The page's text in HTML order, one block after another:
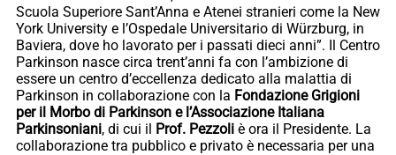
Scuola Superiore Sant’Anna e Atenei stranieri come la New
York University e l’Ospedale Universitario di Würzburg, in
Baviera, dove ho lavorato per i passati dieci anni”. Il Centro
Parkinson nasce circa trent’anni fa con l’ambizione di
essere un centro d’eccellenza dedicato alla malattia di
Parkinson in collaborazione con la Fondazione Grigioni
per il Morbo di Parkinson e l’Associazione Italiana
Parkinsoniani, di cui il Prof. Pezzoli è ora il Presidente. La
collaborazione tra pubblico e privato è necessaria per una